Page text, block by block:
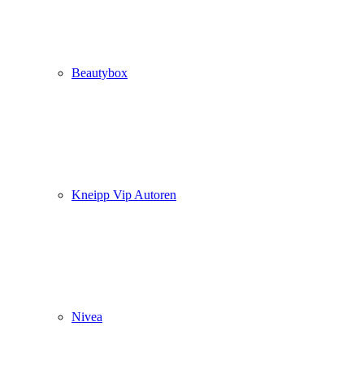
Beautybox
Kneipp Vip Autoren
Nivea